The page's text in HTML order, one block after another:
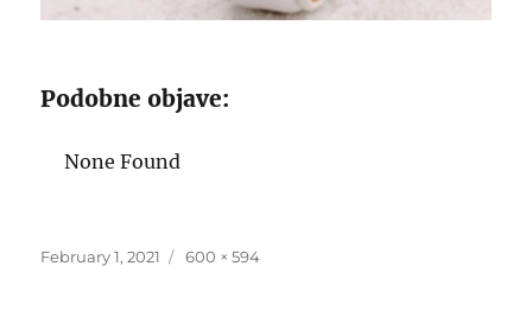
Podobne objave:
None Found
Posted
February 1, 2021
Full
600 × 594